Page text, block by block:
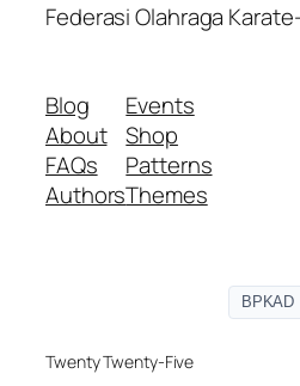
Federasi Olahraga
Blog
About
FAQs
Authors
Events
Shop
Patterns
Themes
BPKAD
Twenty Twenty-Five